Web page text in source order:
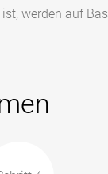
werden auf